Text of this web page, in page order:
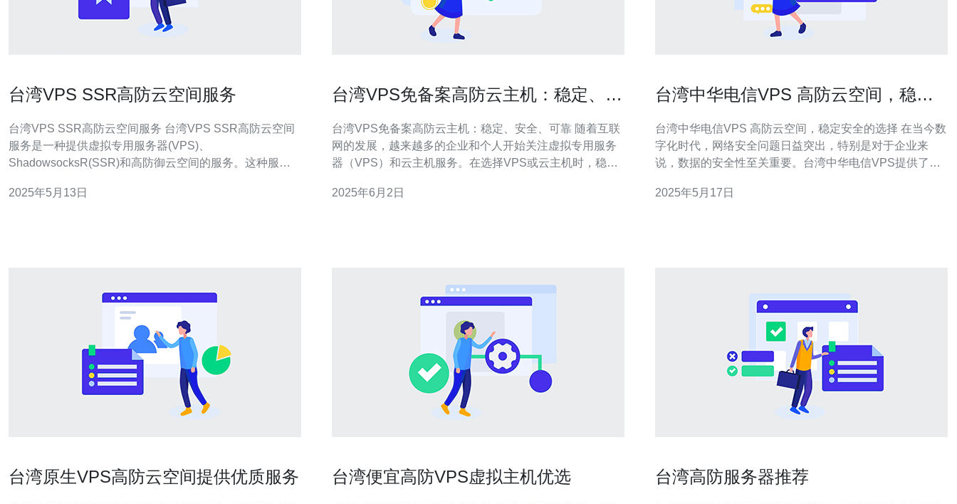
台湾VPS SSR高防云空间服务
台湾VPS SSR高防云空间服务 台湾VPS SSR高防云空间
服务是一种提供虚拟专用服务器(VPS)、
ShadowsocksR(SSR)和高防御云空间的服务。这种服务
等威胁。 台湾VPS SSR高防云空间服务的特点包括： 高
2025年5月13日
台湾VPS免备案高防云主机：稳定、安
台湾VPS免备案高防云主机：稳定、安全、可靠 随着互联
网的发展，越来越多的企业和个人开始关注虚拟专用服务
器（VPS）和云主机服务。在选择VPS或云主机时，稳定
有许多提供VPS和云主机服务的公司，其中一些公司提供
2025年6月2日
台湾中华电信VPS 高防云空间，稳定
台湾中华电信VPS 高防云空间，稳定安全的选择 在当今数
字化时代，网络安全问题日益突出，特别是对于企业来
说，数据的安全性至关重要。台湾中华电信VPS提供了高
VPS拥有强大的服务器资源和稳定的网络环境，保证用户
2025年5月17日
台湾原生VPS高防云空间提供优质服务 台湾便宜高防VPS虚拟主机优选 台湾高防服务器推荐